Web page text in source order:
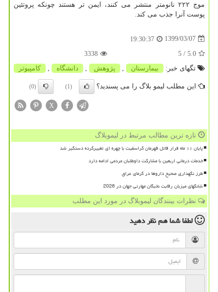
موج ۲۲۲ نانومتر منتشر می کنند، ایمن تر هستند چونکه پروتئین
پوست آنرا جذب می کند.
1399/03/07
19:30:37
5.0
/ 5
3338
تگهای خبر:
بیمارستان پژوهش دانشگاه كامپیوتر
این مطلب لیمو بلاگ را می پسندید؟ (1)
(0)
X
تازه ترین مطالب مرتبط در لیموبلاگ
پایان ۱۱ ماه فرار قاتل قهرمان کراسفیت با چهره ای تغییرکرده دستگیر شد
خدمات درمانی اربعین با مشارکت داوطلبان مردمی ادامه دارد
طرز نگهداری صحیح داروها در گرمای عراق
شانگهای میزبان رقابت نخبگان مهارتی جهان در 2026
نظرات بینندگان لیموبلاگ در مورد این مطلب
لطفا شما همنظر دهید